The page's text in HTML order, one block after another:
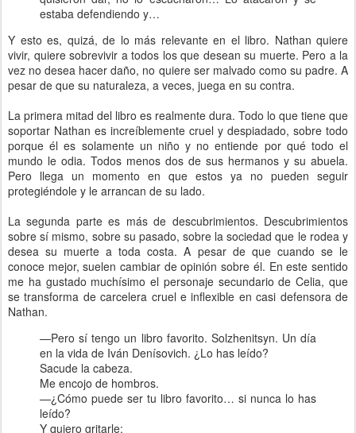
estaba defendiendo y…
Y esto es, quizá, de lo más relevante en el libro. Nathan quiere
vivir, quiere sobrevivir a todos los que desean su muerte. Pero a la
vez no desea hacer daño, no quiere ser malvado como su padre. A
pesar de que su naturaleza, a veces, juega en su contra.
La primera mitad del libro es realmente dura. Todo lo que tiene que
soportar Nathan es increíblemente cruel y despiadado, sobre todo
porque él es solamente un niño y no entiende por qué todo el
mundo le odia. Todos menos dos de sus hermanos y su abuela.
Pero llega un momento en que estos ya no pueden seguir
protegiéndole y le arrancan de su lado.
La segunda parte es más de descubrimientos. Descubrimientos
sobre sí mismo, sobre su pasado, sobre la sociedad que le rodea y
desea su muerte a toda costa. A pesar de que cuando se le
conoce mejor, suelen cambiar de opinión sobre él. En este sentido
me ha gustado muchísimo el personaje secundario de Celia, que
se transforma de carcelera cruel e inflexible en casi defensora de
Nathan.
—Pero sí tengo un libro favorito. Solzhenitsyn. Un día
en la vida de Iván Denísovich. ¿Lo has leído?
Sacude la cabeza.
Me encojo de hombros.
—¿Cómo puede ser tu libro favorito… si nunca lo has
leído?
Y quiero gritarle: